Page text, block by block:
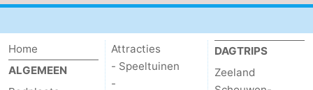
Home
ALGEMEEN
Attracties
- Speeltuinen
-
DAGTRIPS
Zeeland